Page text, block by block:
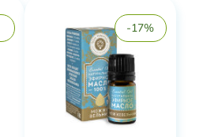
-17%